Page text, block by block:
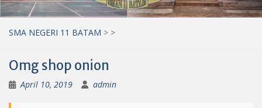
SMA NEGERI 11 BATAM > >
Omg shop onion
April 10, 2019 admin